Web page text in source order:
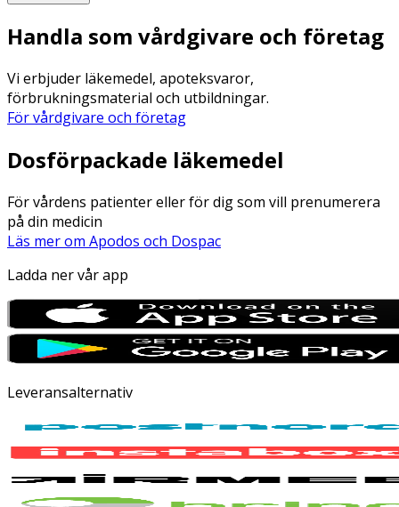
Handla som vårdgivare och företag
Vi erbjuder läkemedel, apoteksvaror,
förbrukningsmaterial och utbildningar.
För vårdgivare och företag
Dosförpackade läkemedel
För vårdens patienter eller för dig som vill prenumerera
på din medicin
Läs mer om Apodos och Dospac
Ladda ner vår app
Leveransalternativ